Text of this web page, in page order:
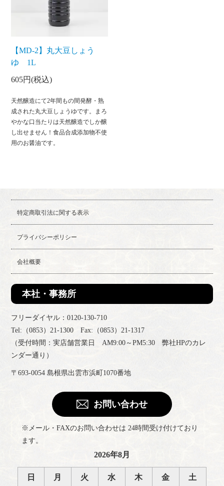
【MD-2】丸大豆しょう
ゆ 1L
605円(税込)
天然醸造にて2年間もの間発酵・熟
成された丸大豆しょうゆです。まろ
やかな口当たりは天然醸造でしか醸
し出せません！食品合成添加物不使
用のお醤油です。
特定商取引法に関する表示
プライバシーポリシー
会社概要
本社・事務所
フリーダイヤル：0120-130-710
Tel:（0853）21-1300 Fax:（0853）21-1317
（受付時間：実店舗営業日 AM9:00～PM5:30 弊社HPのカレ
ンダー通り）
〒693-0054 島根県出雲市浜町1070番地
お問い合わせ
※メール・FAXのお問い合わせは 24時間受け付けており
ます。
2026年8月
日 月 火 水 木 金 土